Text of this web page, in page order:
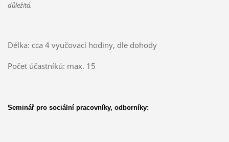
důležitá.
Délka: cca 4 vyučovací hodiny, dle dohody
Počet účastníků: max. 15
Seminář pro sociální pracovníky, odborníky: